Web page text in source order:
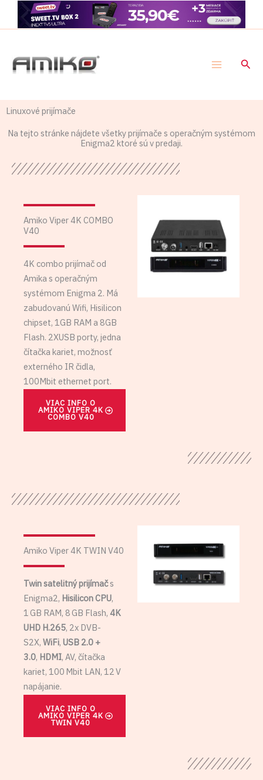
Preskočiť
Linuxové prijímače
Na tejto stránke nájdete všetky prijímače s operačným systémom
Enigma2 ktoré sú v predaji.
Amiko Viper 4K COMBO
V40
4K combo prijímač od
Amika s operačným
systémom Enigma 2. Má
zabudovanú Wifi, Hisilicon
chipset, 1GB RAM a 8GB
Flash. 2XUSB porty, jedna
čítačka kariet, možnosť
externého IR čidla,
100Mbit ethernet port.
VIAC INFO O
AMIKO VIPER 4K
COMBO V40
Amiko Viper 4K TWIN V40
Twin satelitný prijímačs
Enigma2, Hisilicon CPU,
1 GB RAM, 8 GB Flash, 4K
UHD H.265, 2x DVB-
S2X, WiFi, USB 2.0 +
3.0, HDMI, AV, čítačka
kariet, 100 Mbit LAN, 12 V
napájanie.
VIAC INFO O
AMIKO VIPER 4K
TWIN V40